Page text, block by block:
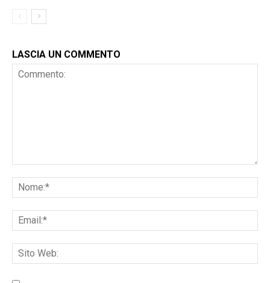
LASCIA UN COMMENTO